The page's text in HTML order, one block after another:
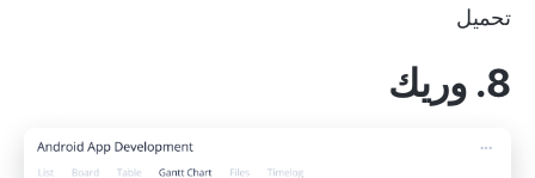
تحميل
8. وريك